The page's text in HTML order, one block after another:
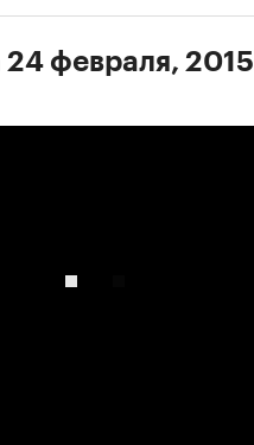
24 февраля, 2015